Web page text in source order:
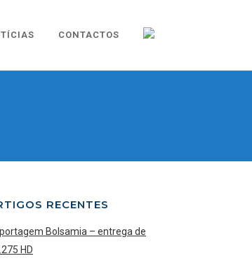
CONTACTOS
RECENTES
Bolsamia – entrega de
HD